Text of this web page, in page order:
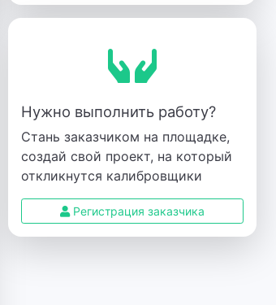
Нужно выполнить работу?
Стань заказчиком на площадке,
создай свой проект, на который
откликнутся калибровщики
Регистрация заказчика